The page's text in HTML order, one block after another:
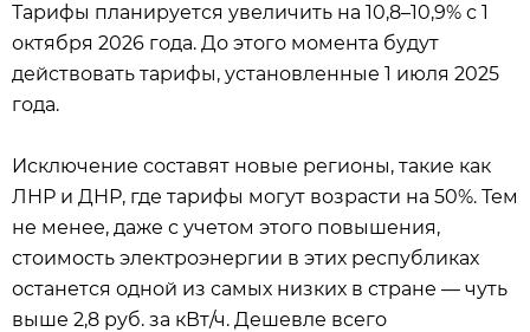
Тарифы планируется увеличить на 10,8–10,9% с 1
октября 2026 года. До этого момента будут
действовать тарифы, установленные 1 июля 2025
года.
Исключение составят новые регионы, такие как
ЛНР и ДНР, где тарифы могут возрасти на 50%. Тем
не менее, даже с учетом этого повышения,
стоимость электроэнергии в этих республиках
останется одной из самых низких в стране — чуть
выше 2,8 руб. за кВт/ч. Дешевле всего